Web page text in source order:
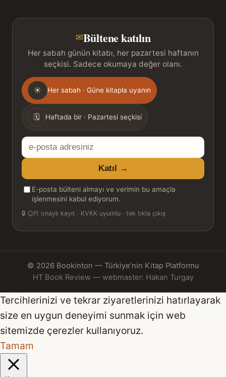
✉Bültene katılın
Her sabah günün kitabı, her pazartesi haftanın
seçkisi. Sadece okumaya değer olanı.
Gönderim
sıklığı
☀ Her sabah · Güne kitapla uyanın
🗓 Haftada bir · Pazartesi seçkisi
E-
posta
adresiniz
Katıl →
E-posta bülteni almayı ve verimin bu amaçla
işlenmesini kabul ediyorum.
🔒 Çift onaylı kayıt · KVKK uyumlu · tek tıkla çıkış
© 2026 Bookinton — Türkiye’nin Kitap Platformu
HT Book Review — webmaster: Hakan Turgay
Tercihlerinizi ve tekrar ziyaretlerinizi hatırlayarak
size en uygun deneyimi sunmak için web
sitemizde çerezler kullanıyoruz.
Tamam